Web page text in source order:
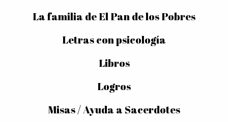
La familia de El Pan de los Pobres
Letras con psicología
Libros
Logros
Misas / Ayuda a Sacerdotes